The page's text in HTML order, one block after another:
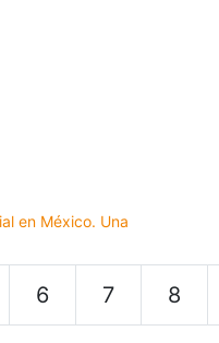
en México. Una
6 7 8